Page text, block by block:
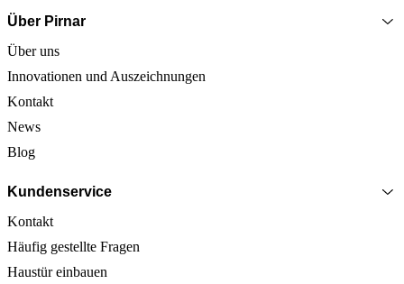
Über Pirnar
Über uns
Innovationen und Auszeichnungen
Kontakt
News
Blog
Kundenservice
Kontakt
Häufig gestellte Fragen
Haustür einbauen